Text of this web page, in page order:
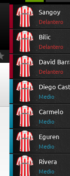
Sangoy
Delantero
Bilic
Delantero
David
Delantero
Diego
Medio
Carmelo
Medio
Eguren
Medio
Rivera
Medio